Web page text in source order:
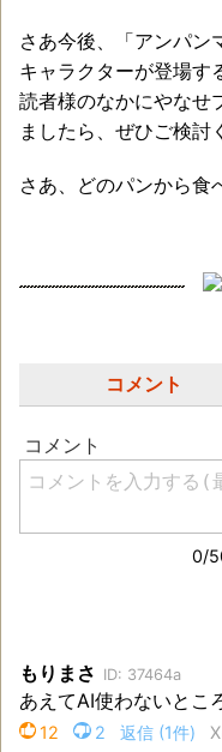
さあ今後、「アンパン
キャラクターが登場す
読者様のなかにやなせ
ましたら、ぜひご検討
さあ、どのパンから食
コメント